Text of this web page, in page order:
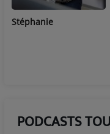
Stéphanie
PODCASTS